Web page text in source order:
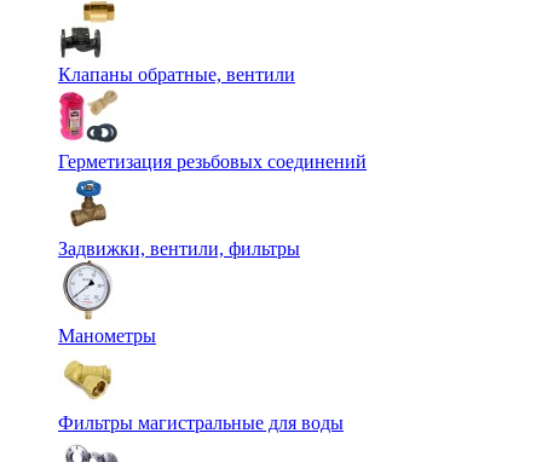
Клапаны обратные, вентили
Герметизация резьбовых соединений
Задвижки, вентили, фильтры
Манометры
Фильтры магистральные для воды